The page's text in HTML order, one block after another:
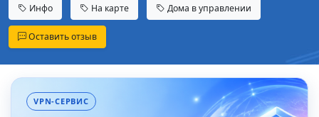
Инфо На карте Дома в управлении
Оставить отзыв
VPN-СЕРВИС